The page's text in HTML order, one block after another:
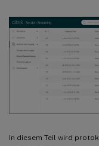
In diesem Teil wird